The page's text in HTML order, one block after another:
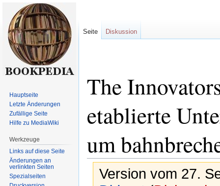
The
etablierte
um
Version vom 27.
Seite Diskussion
Hauptseite
Letzte Änderungen
Zufällige Seite
Hilfe zu MediaWiki
Werkzeuge
Links auf diese Seite
Änderungen an
verlinkten Seiten
Spezialseiten